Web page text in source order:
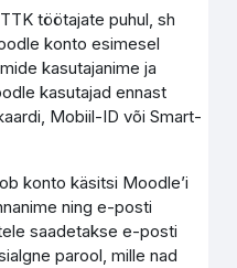
töötajate puhul, sh
konto esimesel
kasutajanime ja
kasutajad ennast
Mobiil-ID või Smart-
konto käsitsi Moodle’i
ning e-posti
saadetakse e-posti
parool, mille nad